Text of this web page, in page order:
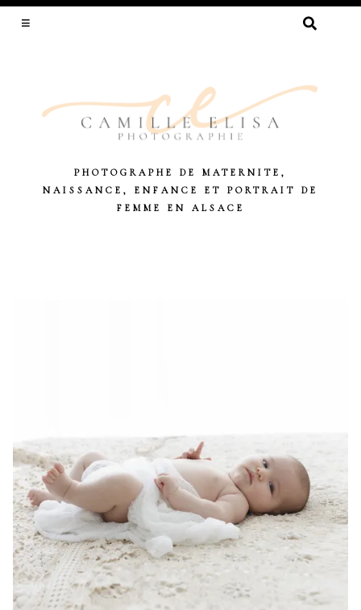
RECHERCHER :
PHOTOGRAPHE DE MATERNITE,
NAISSANCE, ENFANCE ET PORTRAIT DE
FEMME EN ALSACE